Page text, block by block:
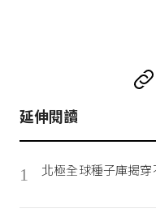
延伸閱讀
1 北極全球種子庫揭